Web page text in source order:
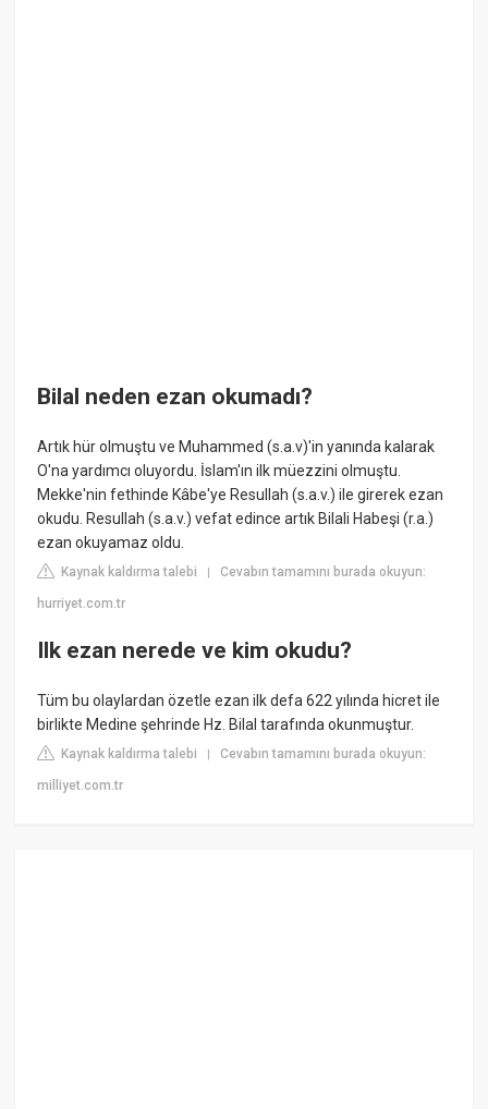
Bilal neden ezan okumadı?
Artık hür olmuştu ve Muhammed (s.a.v)'in yanında kalarak
O'na yardımcı oluyordu. İslam'ın ilk müezzini olmuştu.
Mekke'nin fethinde Kâbe'ye Resullah (s.a.v.) ile girerek ezan
okudu. Resullah (s.a.v.) vefat edince artık Bilali Habeşi (r.a.)
ezan okuyamaz oldu.
Kaynak kaldırma talebi |Cevabın tamamını burada okuyun:
hurriyet.com.tr
Ilk ezan nerede ve kim okudu?
Tüm bu olaylardan özetle ezan ilk defa 622 yılında hicret ile
birlikte Medine şehrinde Hz. Bilal tarafında okunmuştur.
Kaynak kaldırma talebi |Cevabın tamamını burada okuyun:
milliyet.com.tr